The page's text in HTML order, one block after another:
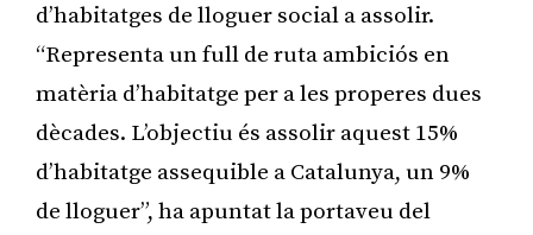
d’habitatges de lloguer social a assolir.
“Representa un full de ruta ambiciós en
matèria d’habitatge per a les properes dues
dècades. L’objectiu és assolir aquest 15%
d’habitatge assequible a Catalunya, un 9%
de lloguer”, ha apuntat la portaveu del